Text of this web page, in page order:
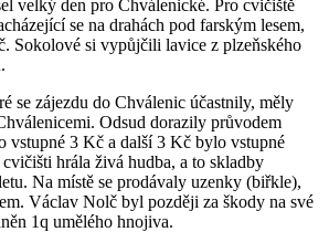
velký den pro Chválenické. Pro cvičiště
se na drahách pod farským lesem,
Sokolové si vypůjčili lavice z plzeňského
se zájezdu do Chválenic účastnily, měly
Odsud dorazily průvodem
vstupné 3 Kč a další 3 Kč bylo vstupné
hrála živá hudba, a to skladby
Na místě se prodávaly uzenky (biřkle),
Václav Nolč byl později za škody na své
1q umělého hnojiva.